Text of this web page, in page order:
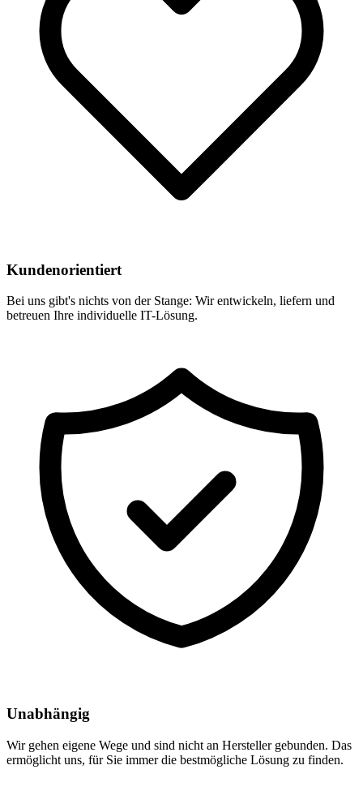
Kundenorientiert
Bei uns gibt's nichts von der Stange: Wir entwickeln, liefern und
betreuen Ihre individuelle IT-Lösung.
Unabhängig
Wir gehen eigene Wege und sind nicht an Hersteller gebunden. Das
ermöglicht uns, für Sie immer die bestmögliche Lösung zu finden.